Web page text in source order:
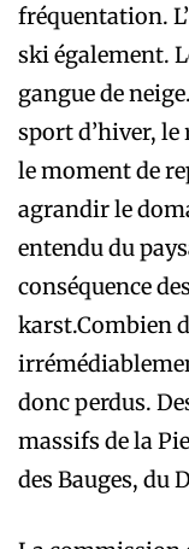
fréquentation.
ski également.
gangue de
sport d’hiver, le
le moment de
agrandir le
entendu du
conséquence
karst.Combien
donc perdus.
massifs de la
des Bauges, du